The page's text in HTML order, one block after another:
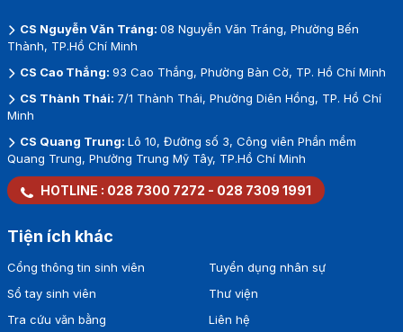
CS Nguyễn Văn Tráng: 08 Nguyễn Văn Tráng, Phường Bến
Thành, TP.Hồ Chí Minh
CS Cao Thắng: 93 Cao Thắng, Phường Bàn Cờ, TP. Hồ Chí Minh
CS Thành Thái: 7/1 Thành Thái, Phường Diên Hồng, TP. Hồ Chí
Minh
CS Quang Trung: Lô 10, Đường số 3, Công viên Phần mềm
Quang Trung, Phường Trung Mỹ Tây, TP.Hồ Chí Minh
HOTLINE : 028 7300 7272 - 028 7309 1991
Tiện ích khác
Cổng thông tin sinh viên
Sổ tay sinh viên
Tra cứu văn bằng
Tuyển dụng nhân sự
Thư viện
Liên hệ